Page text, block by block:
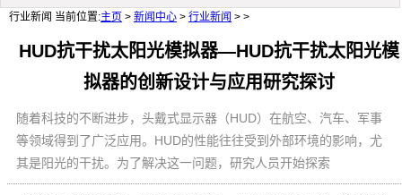
行业新闻 当前位置:主页 > 新闻中心 > 行业新闻 > >
HUD抗干扰太阳光模拟器—HUD抗干扰太阳光模
拟器的创新设计与应用研究探讨
随着科技的不断进步，头戴式显示器（HUD）在航空、汽车、军事
等领域得到了广泛应用。HUD的性能往往受到外部环境的影响，尤
其是阳光的干扰。为了解决这一问题，研究人员开始探索